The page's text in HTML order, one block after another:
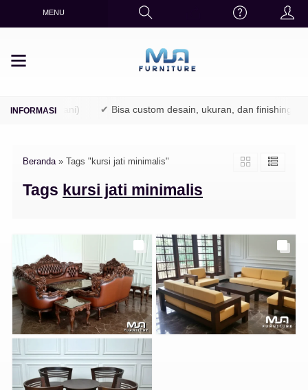
MENU
/ Perhutani) ✔ Bisa custom desain, ukuran, dan finishing
Beranda» Tags "kursi jati minimalis"
Tags kursi jati minimalis